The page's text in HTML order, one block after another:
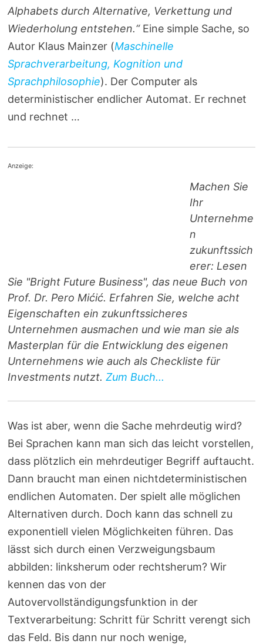
Alphabets durch Alternative, Verkettung und
Wiederholung entstehen.“Eine simple Sache, so
Autor Klaus Mainzer (Maschinelle
Sprachverarbeitung, Kognition und
Sprachphilosophie). Der Computer als
deterministischer endlicher Automat. Er rechnet
und rechnet …
Anzeige:
Machen Sie
Ihr
Unternehme
n
zukunftssich
erer: Lesen
Sie "Bright Future Business", das neue Buch von
Prof. Dr. Pero Mićić. Erfahren Sie, welche acht
Eigenschaften ein zukunftssicheres
Unternehmen ausmachen und wie man sie als
Masterplan für die Entwicklung des eigenen
Unternehmens wie auch als Checkliste für
Investments nutzt.Zum Buch...
Was ist aber, wenn die Sache mehrdeutig wird?
Bei Sprachen kann man sich das leicht vorstellen,
dass plötzlich ein mehrdeutiger Begriff auftaucht.
Dann braucht man einen nichtdeterministischen
endlichen Automaten. Der spielt alle möglichen
Alternativen durch. Doch kann das schnell zu
exponentiell vielen Möglichkeiten führen. Das
lässt sich durch einen Verzweigungsbaum
abbilden: linksherum oder rechtsherum? Wir
kennen das von der
Autovervollständigungsfunktion in der
Textverarbeitung: Schritt für Schritt verengt sich
das Feld. Bis dann nur noch wenige,